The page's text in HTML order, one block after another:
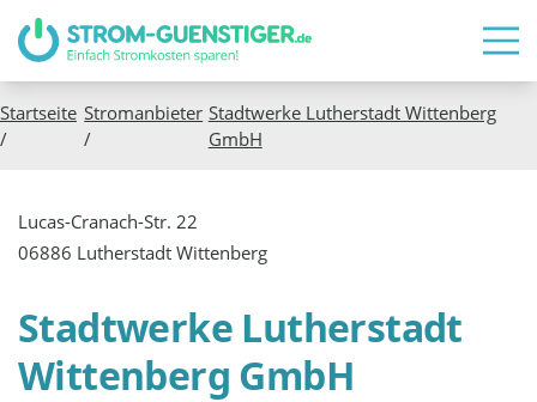
Startseite
/
Stromanbieter
/
Stadtwerke Lutherstadt Wittenberg
GmbH
Stadtwerke Lutherstadt
Wittenberg GmbH
Lucas-Cranach-Str. 22
06886 Lutherstadt Wittenberg